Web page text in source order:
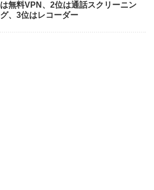
は無料VPN、2位は通話スクリーニン
グ、3位はレコーダー